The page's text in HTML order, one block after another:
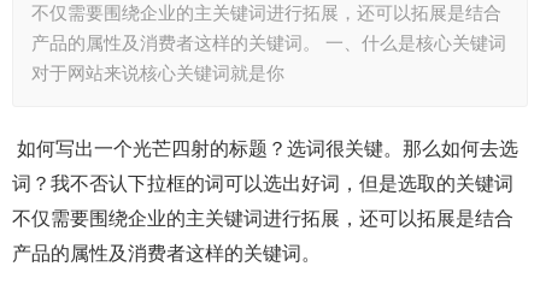
不仅需要围绕企业的主关键词进行拓展，还可以拓展是结合
产品的属性及消费者这样的关键词。 一、什么是核心关键词
对于网站来说核心关键词就是你
如何写出一个光芒四射的标题？选词很关键。那么如何去选
词？我不否认下拉框的词可以选出好词，但是选取的关键词
不仅需要围绕企业的主关键词进行拓展，还可以拓展是结合
产品的属性及消费者这样的关键词。